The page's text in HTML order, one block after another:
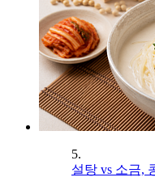
5.
설탕 vs 소금,